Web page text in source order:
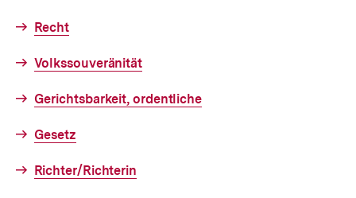
Recht
Volkssouveränität
Gerichtsbarkeit, ordentliche
Gesetz
Richter/Richterin